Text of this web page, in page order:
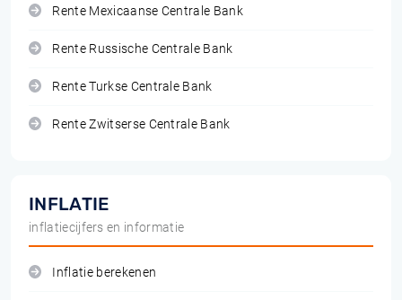
Rente Mexicaanse Centrale Bank
Rente Russische Centrale Bank
Rente Turkse Centrale Bank
Rente Zwitserse Centrale Bank
INFLATIE
inflatiecijfers en informatie
Inflatie berekenen